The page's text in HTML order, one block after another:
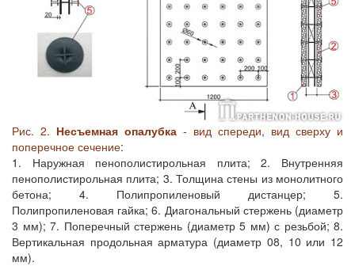
Рис. 2. Несъемная опалубка - вид спереди, вид сверху и
поперечное сечение:
1. Наружная пенополистирольная плита; 2. Внутренняя
пенополистирольная плита; 3. Толщина стены из монолитного
бетона; 4. Полипропиленовый дистанцер; 5.
Полипропиленовая гайка; 6. Диагональный стержень (диаметр
3 мм); 7. Поперечный стержень (диаметр 5 мм) с резьбой; 8.
Вертикальная продольная арматура (диаметр 08, 10 или 12
мм).